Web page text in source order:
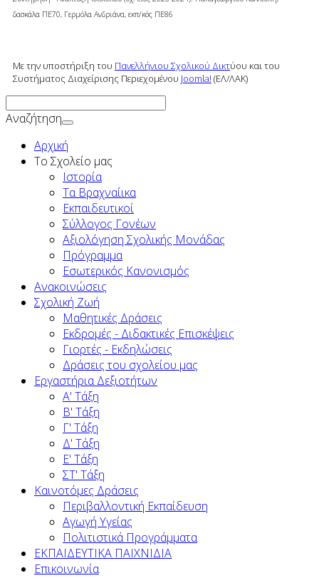
δασκάλα ΠΕ70, Γερμόλα Ανδριάνα, εκπ/κός ΠΕ86
Με την υποστήριξη του Πανελλήνιου Σχολικού Δικτύου και του
Συστήματος Διαχείρισης Περιεχομένου Joomla! (ΕΛ/ΛΑΚ)
Αναζήτηση
Αρχική
To Σχολείο μας
Ιστορία
Τα Βραχναίικα
Εκπαιδευτικοί
Σύλλογος Γονέων
Αξιολόγηση Σχολικής Μονάδας
Πρόγραμμα
Εσωτερικός Κανονισμός
Ανακοινώσεις
Σχολική Ζωή
Μαθητικές Δράσεις
Εκδρομές - Διδακτικές Επισκέψεις
Γιορτές - Εκδηλώσεις
Δράσεις του σχολείου μας
Εργαστήρια Δεξιοτήτων
Α' Τάξη
Β' Τάξη
Γ' Τάξη
Δ' Τάξη
Ε' Τάξη
ΣΤ' Τάξη
Καινοτόμες Δράσεις
Περιβαλλοντική Εκπαίδευση
Αγωγή Υγείας
Πολιτιστικά Προγράμματα
ΕΚΠΑΙΔΕΥΤΙΚΑ ΠΑΙΧΝΙΔΙΑ
Επικοινωνία